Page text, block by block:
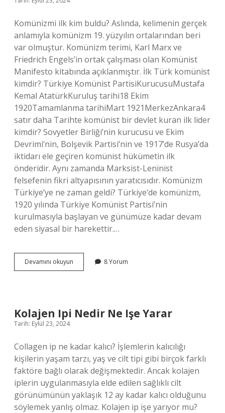
Komünizmi ilk kim buldu? Aslında, kelimenin gerçek
anlamıyla komünizm 19. yüzyılın ortalarından beri
var olmuştur. Komünizm terimi, Karl Marx ve
Friedrich Engels’in ortak çalışması olan Komünist
Manifesto kitabında açıklanmıştır. İlk Türk komünist
kimdir? Türkiye Komünist PartisiKurucusuMustafa
Kemal AtatürkKuruluş tarihi18 Ekim
1920Tamamlanma tarihiMart 1921MerkezAnkara4
satır daha Tarihte komünist bir devlet kuran ilk lider
kimdir? Sovyetler Birliği’nin kurucusu ve Ekim
Devrimi’nin, Bolşevik Partisi’nin ve 1917’de Rusya’da
iktidarı ele geçiren komünist hükümetin ilk
önderidir. Aynı zamanda Marksist-Leninist
felsefenin fikri altyapısının yaratıcısıdır. Komünizm
Türkiye’ye ne zaman geldi? Türkiye’de komünizm,
1920 yılında Türkiye Komünist Partisi’nin
kurulmasıyla başlayan ve günümüze kadar devam
eden siyasal bir harekettir.…
Devamını okuyun
Komünist
8 Yorum
Kolajen Ipi Nedir Ne Işe Yarar
Tarih: Eylül 23, 2024
Collagen ip ne kadar kalıcı? İşlemlerin kalıcılığı
kişilerin yaşam tarzı, yaş ve cilt tipi gibi birçok farklı
faktöre bağlı olarak değişmektedir. Ancak kolajen
iplerin uygulanmasıyla elde edilen sağlıklı cilt
görünümünün yaklaşık 12 ay kadar kalıcı olduğunu
söylemek yanlış olmaz. Kolajen ip işe yarıyor mu?